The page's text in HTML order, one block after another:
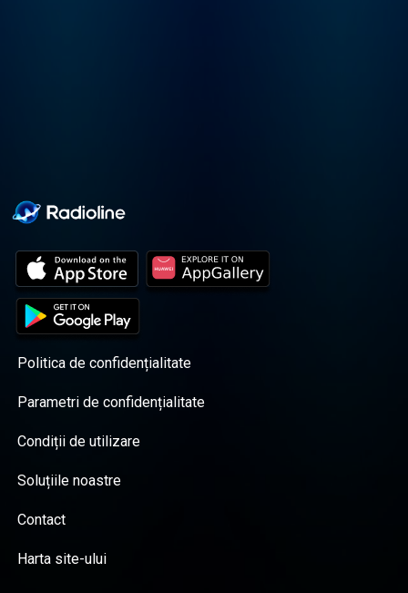
Politica de confidențialitate
Parametri de confidențialitate
Condiții de utilizare
Soluțiile noastre
Contact
Harta site-ului